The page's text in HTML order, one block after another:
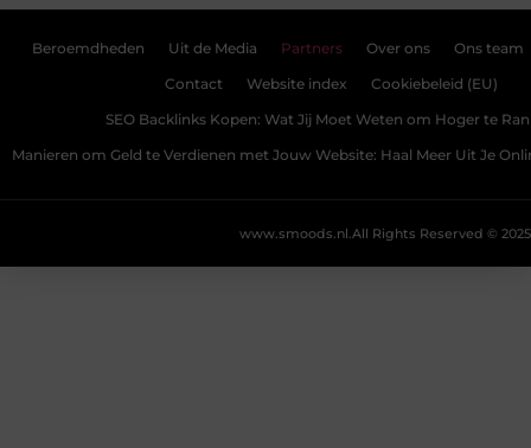
Beroemdheden Uit de Media Partners Over ons Ons team
Contact Website index Cookiebeleid (EU)
SEO Backlinks Kopen: Wat Jij Moet Weten om Hoger te
Manieren om Geld te Verdienen met Jouw Website: Haal Meer Uit Je
All Rights Reserved © 2025
www.smoods.nl.